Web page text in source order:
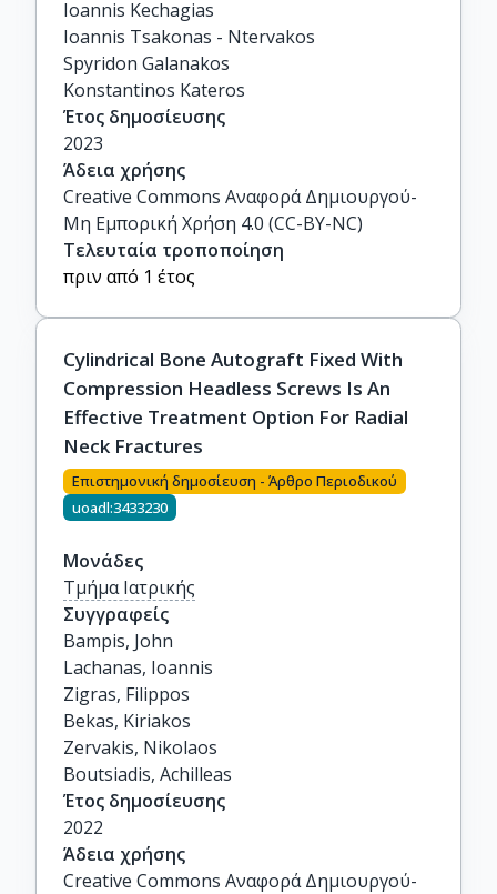
Ioannis Kechagias
Ioannis Tsakonas - Ntervakos
Spyridon Galanakos
Konstantinos Kateros
Έτος δημοσίευσης
2023
Άδεια χρήσης
Creative Commons Αναφορά Δημιουργού-
Μη Εμπορική Χρήση 4.0 (CC-BY-NC)
Τελευταία τροποποίηση
πριν από 1 έτος
Cylindrical Bone Autograft Fixed With
Compression Headless Screws Is An
Effective Treatment Option For Radial
Neck Fractures
Επιστημονική δημοσίευση - Άρθρο Περιοδικού
uoadl:3433230
Μονάδες
Τμήμα Ιατρικής
Συγγραφείς
Bampis, John
Lachanas, Ioannis
Zigras, Filippos
Bekas, Kiriakos
Zervakis, Nikolaos
Boutsiadis, Achilleas
Έτος δημοσίευσης
2022
Άδεια χρήσης
Creative Commons Αναφορά Δημιουργού-